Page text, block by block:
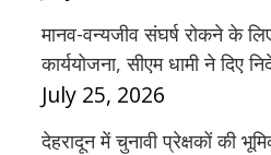
मानव-वन्यजीव संघर्ष रोकने के
कार्ययोजना, सीएम धामी ने दिए
July 25, 2026
देहरादून में चुनावी प्रेक्षकों की